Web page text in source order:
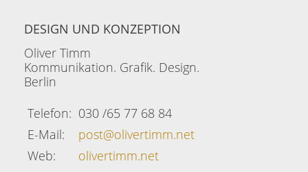
DESIGN UND KONZEPTION
Oliver Timm
Kommunikation. Grafik. Design.
Berlin
Telefon: 030 /65 77 68 84
E-Mail:
post@olivertimm.net
Web:
olivertimm.net